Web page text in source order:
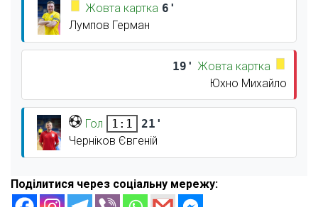
Жовта картка 6'
Лумпов Герман
19' Жовта картка
Юхно Михайло
Гол 1:1
21'
Черніков Євгеній
Поділитися через соціальну мережу: